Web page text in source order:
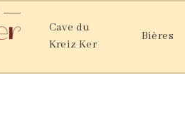
Cave du
Kreiz Ker
Bières